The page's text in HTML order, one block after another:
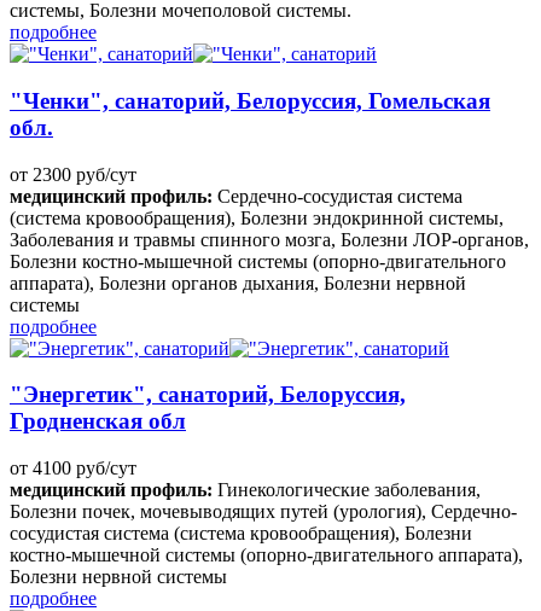
системы, Болезни мочеполовой системы.
подробнее
"Ченки", санаторий, Белоруссия, Гомельская
обл.
от 2300 руб/сут
медицинский профиль: Сердечно-сосудистая система
(система кровообращения), Болезни эндокринной системы,
Заболевания и травмы спинного мозга, Болезни ЛОР-органов,
Болезни костно-мышечной системы (опорно-двигательного
аппарата), Болезни органов дыхания, Болезни нервной
системы
подробнее
"Энергетик", санаторий, Белоруссия,
Гродненская обл
от 4100 руб/сут
медицинский профиль: Гинекологические заболевания,
Болезни почек, мочевыводящих путей (урология), Сердечно-
сосудистая система (система кровообращения), Болезни
костно-мышечной системы (опорно-двигательного аппарата),
Болезни нервной системы
подробнее